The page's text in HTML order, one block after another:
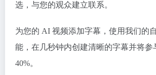
选，与您的观众建立联系。
为您的 AI 视频添加字幕，使用我们的
能，在几秒钟内创建清晰的字幕并将参
40%。